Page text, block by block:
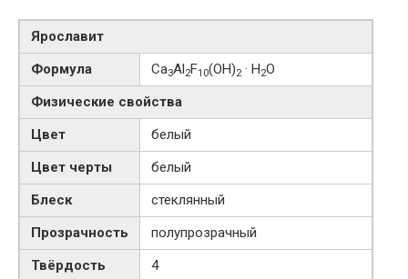
Ярославит
Формула
Ca3Al2F10(OH)2 · H2O
Физические свойства
Цвет
белый
Цвет черты
белый
Блеск
стеклянный
Прозрачность
полупрозрачный
Твёрдость
4